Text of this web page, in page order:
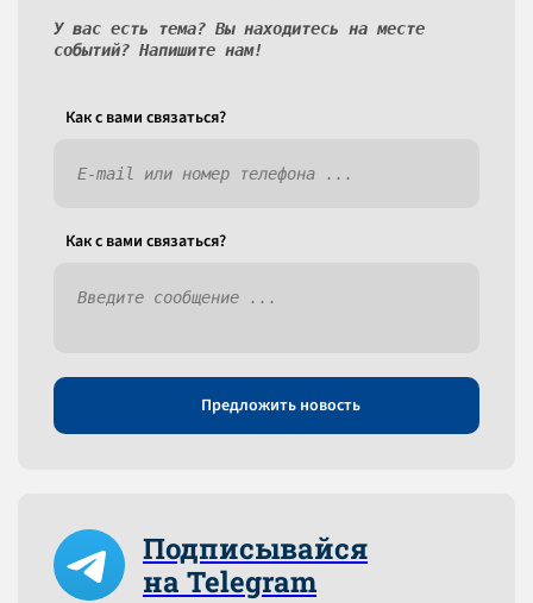
У вас есть тема? Вы находитесь на месте
событий? Напишите нам!
Как c вами связаться?
Как c вами связаться?
Предложить новость
Подписывайся
на Telegram